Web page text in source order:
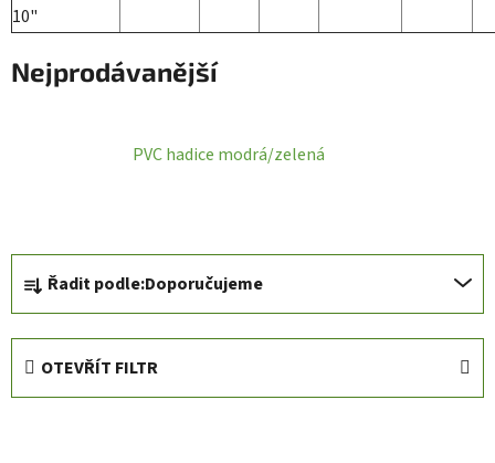
10"
Nejprodávanější
PVC hadice modrá/zelená
a
z
Řadit podle:Doporučujeme
OTEVŘÍT FILTR